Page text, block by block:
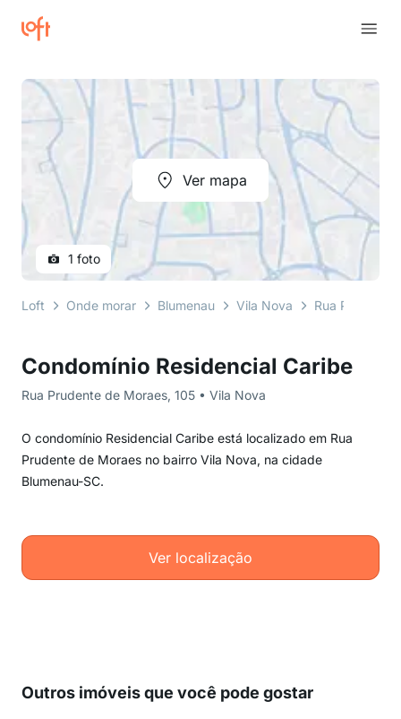
Condomínio Residencial Caribe
Rua Prudente de Moraes, 105 • Vila Nova
O condomínio Residencial Caribe está localizado em Rua
Prudente de Moraes no bairro Vila Nova, na cidade
Blumenau-SC.
Ver localização
Ver mapa
1 foto
Loft Onde morar Blumenau Vila Nova Rua Prudente
Outros imóveis que você pode gostar